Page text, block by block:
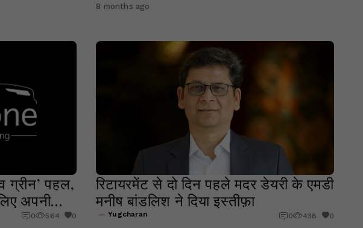
8 months ago
ग्रीन’ पहल,
अपनी
0 564 0
रिटायरमेंट से दो दिन पहले मदर डेयरी के एमडी
मनीष बांडलिश ने दिया इस्तीफ़ा
Yugcharan 0 438 0